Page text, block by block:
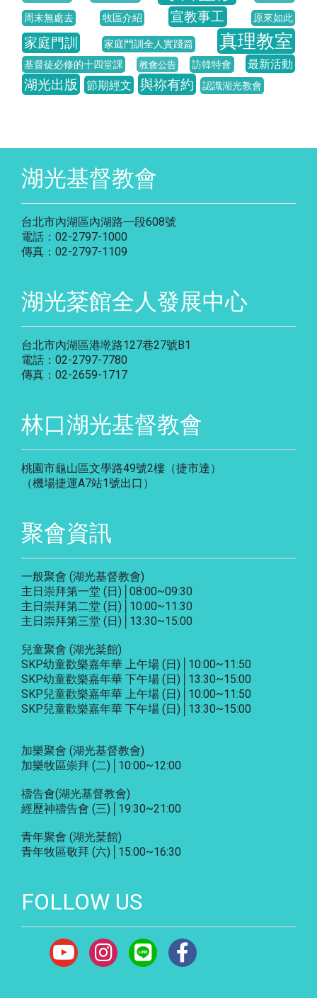
周末無處去 牧區介紹 宣教事工 原來如此
家庭門訓 家庭門訓全人實踐篇 真理教室
基督徒必修的十四堂課 教會公告 訪韓特會 最新活動
湖光出版 節期經文 與祢有約 認識湖光教會
湖光基督教會
台北市內湖區內湖路一段608號
電話：02-2797-1000
傳真：02-2797-1109
湖光棻館全人發展中心
台北市內湖區港墘路127巷27號B1
電話：02-2797-7780
傳真：02-2659-1717
林口湖光基督教會
桃園市龜山區文學路49號2樓（捷市達）
（機場捷運A7站1號出口）
聚會資訊
一般聚會 (湖光基督教會)
主日崇拜第一堂 (日)│08:00~09:30
主日崇拜第二堂 (日)│10:00~11:30
主日崇拜第三堂 (日)│13:30~15:00
兒童聚會 (湖光棻館)
SKP幼童歡樂嘉年華 上午場 (日)│10:00~11:50
SKP幼童歡樂嘉年華 下午場 (日)│13:30~15:00
SKP兒童歡樂嘉年華 上午場 (日)│10:00~11:50
SKP兒童歡樂嘉年華 下午場 (日)│13:30~15:00
加樂聚會 (湖光基督教會)
加樂牧區崇拜 (二)│10:00~12:00
禱告會(湖光基督教會)
經歷神禱告會 (三)│19:30~21:00
青年聚會 (湖光棻館)
青年牧區敬拜 (六)│15:00~16:30
FOLLOW US